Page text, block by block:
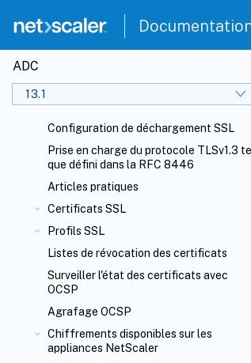
ADC
13.1
Configuration de déchargement SSL
Prise en charge du protocole TLSv1.3
que défini dans la RFC 8446
Articles pratiques
Certificats SSL
Profils SSL
Listes de révocation des certificats
Surveiller l'état des certificats avec
OCSP
Agrafage OCSP
Chiffrements disponibles sur les
appliances NetScaler